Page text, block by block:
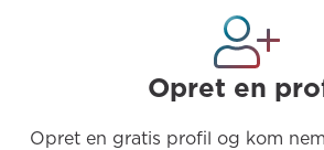
Opret en
Opret en gratis profil og kom